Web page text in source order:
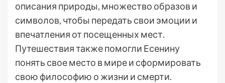
описания природы, множество образов и
символов, чтобы передать свои эмоции и
впечатления от посещенных мест.
Путешествия также помогли Есенину
понять свое место в мире и сформировать
свою философию о жизни и смерти.